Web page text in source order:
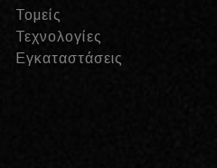
Τομείς
Τεχνολογίες
Εγκαταστάσεις